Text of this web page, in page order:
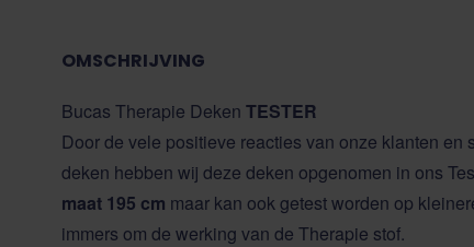
OMSCHRIJVING
Bucas Therapie Deken TESTER
Door de vele positieve reacties van onze klanten en
deken hebben wij deze deken opgenomen in ons
maat 195 cm maar kan ook getest worden op
immers om de werking van de Therapie stof.